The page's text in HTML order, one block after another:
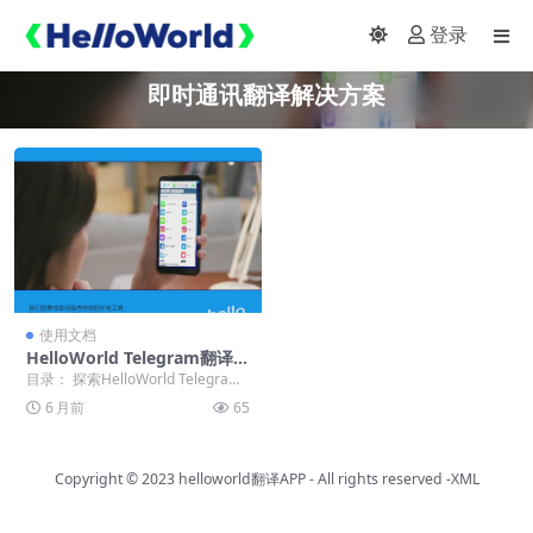
登录
即时通讯翻译解决方案
使用文档
HelloWorld Telegram翻译官
方下载：即时通讯翻译解决方
目录： 探索HelloWorld Telegram
翻译官方下载的世界 获取安全可...
6 月前 65
Copyright © 2023 helloworld翻译APP- All rights reserved -XML